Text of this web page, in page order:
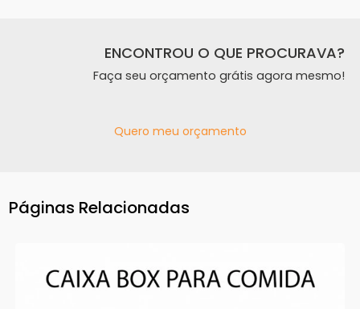
ENCONTROU O QUE PROCURAVA?
Faça seu orçamento grátis agora mesmo!
Quero meu orçamento
Páginas Relacionadas